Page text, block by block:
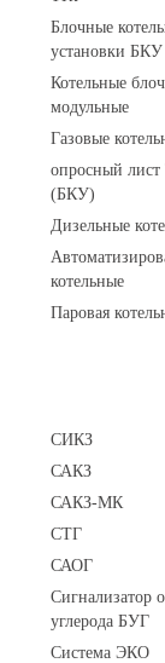
Блочные
установки БКУ
Котельные
модульные
Газовые
опросный
(БКУ)
Дизельные
котельные
Паровая
СИКЗ
САКЗ
САКЗ-МК
СТГ
САОГ
Сигнализатор
углерода БУГ
Система ЭКО